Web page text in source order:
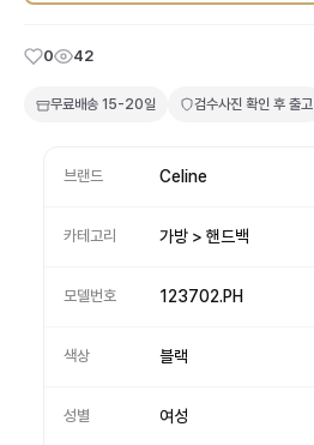
0 42
무료배송 15-20일 검수사진 확인 후 출고
브랜드 Celine
카테고리 가방 > 핸드백
모델번호 123702.PH
색상 블랙
성별 여성